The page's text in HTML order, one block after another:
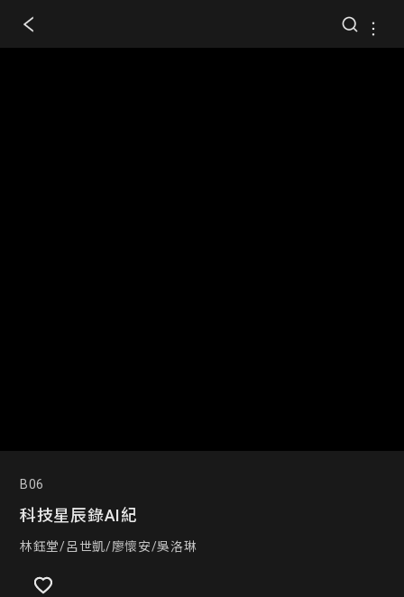
B06
科技星辰錄AI紀
林鈺堂/呂世凱/廖懷安/吳洛琳